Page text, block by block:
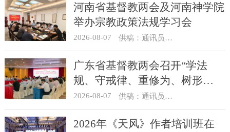
河南省基督教两会及河南神学院
举办宗教政策法规学习会
2026-08-07 供稿：通讯员 靳新元
广东省基督教两会召开“学法
规、守戒律、重修为、树形
象”教育活动总结会议
2026-08-07 供稿：通讯员 汪浩
2026年《天风》作者培训班在